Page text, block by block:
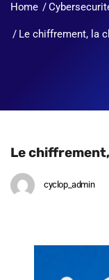
Home
Le chiffrement, la
Le
cyclop_admin